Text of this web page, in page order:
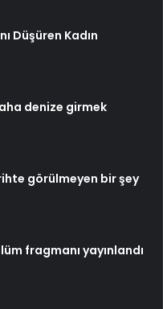
Düşüren Kadın
denize girmek
görülmeyen bir şey
fragmanı yayınlandı